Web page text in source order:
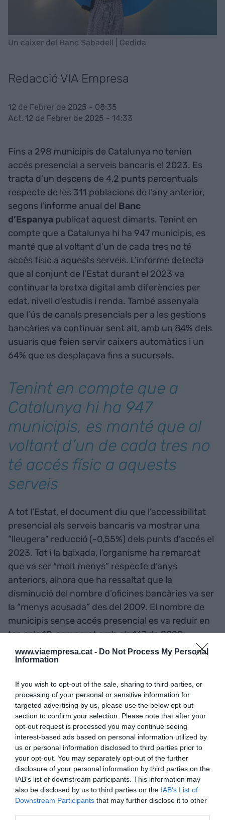
www.viaempresa.cat - Do Not Process My Personal
Information
If you wish to opt-out of the sale, sharing to third parties, or
processing of your personal or sensitive information for
targeted advertising by us, please use the below opt-out
section to confirm your selection. Please note that after your
opt-out request is processed you may continue seeing
interest-based ads based on personal information utilized by
us or personal information disclosed to third parties prior to
your opt-out. You may separately opt-out of the further
disclosure of your personal information by third parties on the
IAB’s list of downstream participants. This information may
also be disclosed by us to third parties on the IAB’s List of
Downstream Participants that may further disclose it to other
Un caixer del Banc Sabadell | Cedida
Redacció VIA Empresa
12 de Febrer de 2025 - 08:35
Act. 12 de Febrer de 2025 - 14:33
Fins a 298 municipis de Catalunya no tenien
accés presencial a serveis bancaris el 2023. Es
tracta d’un descens de 4,2 punts percentuals
respecte de les 311 poblacions de l’any anterior,
segons l’informe anual del Banc
d’Espanya publicat aquest dimarts. Tenint en
compte que a Catalunya hi ha 947 municipis, es
manté que al voltant d’un de cada tres no té
accés físic a aquests serveis. L’informe detecta
que al conjunt de l’Estat durant el 2023 va
continuar la bretxa digital amb diferències per
edat, nivell d’estudis i renda. També assenyala
que l’ús de canals presencials per a les gestions
bancàries va continuar sent alt, amb un 84% dels
usuaris que feien servir caixers automàtics i un
64% que es desplaçava fins a sucursals.
Tenint en compte que a
Catalunya hi ha 947
municipis, es manté que al
voltant d’un de cada tres no
té accés físic a aquests
serveis
A tot l’Estat, el document diu que l’accessibilitat
presencial als serveis bancaris va mostrar una
“lleugera” reducció (-0,55%) dels punts d’accés el
2023. Tot i la baixada, l’organisme ha remarcat
que va ser “molt menys” respecte d’anys
anteriors, alhora que ha ressaltat que la
disminució del nombre d’oficines bancàries va ser
la “menys acusada” des del 2009. El nombre de
municipis sense accés presencial es va reduir en
tan sols 10, comparat amb els 167 de 2022;
mentre que el nombre de caixers automàtics va
augmentar “lleugerament”.
El document indica que la valoració dels serveis
bancaris va ser, en general, “positiva”, alhora que
va destacar la “confiança” en l’atenció presencial i
la “comoditat” de la banca en línia.
AfegirVIA Empresacom a font preferida de
Google de forma gratuïta
Estigues informat amb les últimes notícies d'actualitat
ACTIVAR ARA